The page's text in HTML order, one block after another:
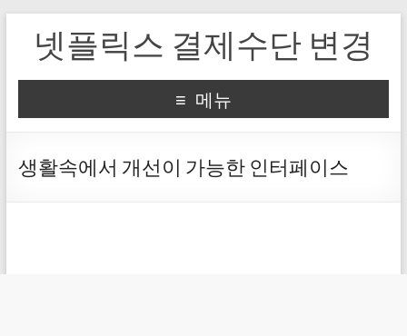
넷플릭스 결제수단 변경
메뉴
생활속에서 개선이 가능한 인터페이스